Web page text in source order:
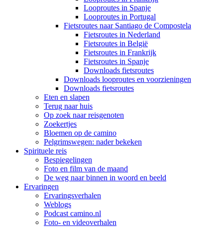
Looproutes in Spanje
Looproutes in Portugal
Fietsroutes naar Santiago de Compostela
Fietsroutes in Nederland
Fietsroutes in België
Fietsroutes in Frankrijk
Fietsroutes in Spanje
Downloads fietsroutes
Downloads looproutes en voorzieningen
Downloads fietsroutes
Eten en slapen
Terug naar huis
Op zoek naar reisgenoten
Zoekertjes
Bloemen op de camino
Pelgrimswegen: nader bekeken
Spirituele reis
Bespiegelingen
Foto en film van de maand
De weg naar binnen in woord en beeld
Ervaringen
Ervaringsverhalen
Weblogs
Podcast camino.nl
Foto- en videoverhalen